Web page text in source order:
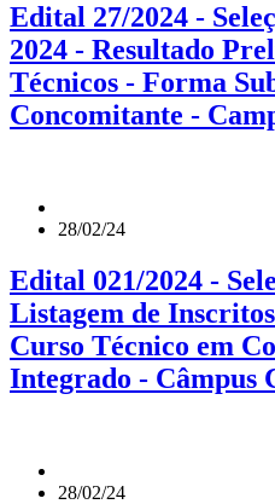
Edital 27/2024 -
2024 - Resultado
Técnicos - Forma
Concomitante -
28/02/24
Edital 021/2024 -
Listagem de
Curso Técnico em
Integrado - Câmpus
28/02/24